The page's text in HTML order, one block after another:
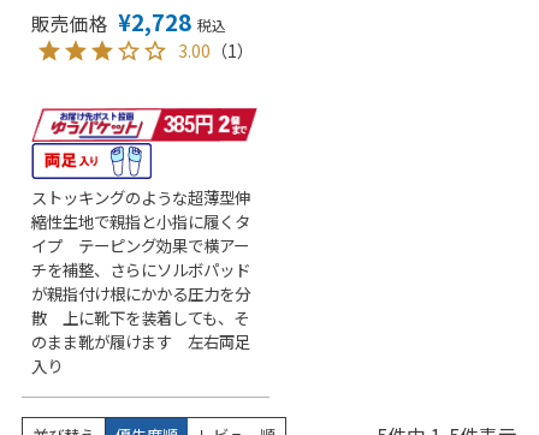
販売価格 ¥2,728 税込
3.00 （1）
ストッキングのような超薄型伸
縮性生地で親指と小指に履くタ
イプ テーピング効果で横アー
チを補整、さらにソルボパッド
が親指付け根にかかる圧力を分
散 上に靴下を装着しても、そ
のまま靴が履けます 左右両足
入り